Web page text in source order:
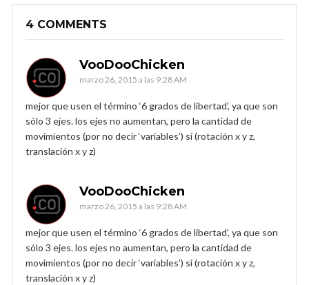
4 COMMENTS
VooDooChicken
marzo 26, 2015 a las 9:28 AM
mejor que usen el término ‘6 grados de libertad’, ya que son
sólo 3 ejes. los ejes no aumentan, pero la cantidad de
movimientos (por no decir ‘variables’) sí (rotación x y z,
translación x y z)
VooDooChicken
marzo 26, 2015 a las 9:28 AM
mejor que usen el término ‘6 grados de libertad’, ya que son
sólo 3 ejes. los ejes no aumentan, pero la cantidad de
movimientos (por no decir ‘variables’) sí (rotación x y z,
translación x y z)